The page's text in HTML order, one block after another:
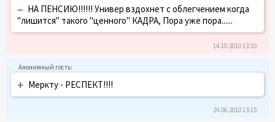
– НА ПЕНСИЮ!!!!!! Универ вздохнет с облегчением когда
"лишится" такого "ценного" КАДРА, Пора уже пора......
14.10.2010 13:10
+ Меркту - РЕСПЕКТ!!!!
24.06.2010 13:15